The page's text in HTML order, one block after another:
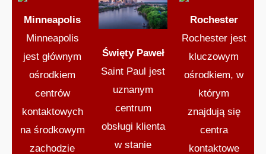
Minneapolis
Minneapolis
jest głównym
ośrodkiem
centrów
kontaktowych
na środkowym
zachodzie
Święty Paweł
Saint Paul jest
uznanym
centrum
obsługi klienta
w stanie
Rochester
Rochester jest
kluczowym
ośrodkiem, w
którym
znajdują się
centra
kontaktowe